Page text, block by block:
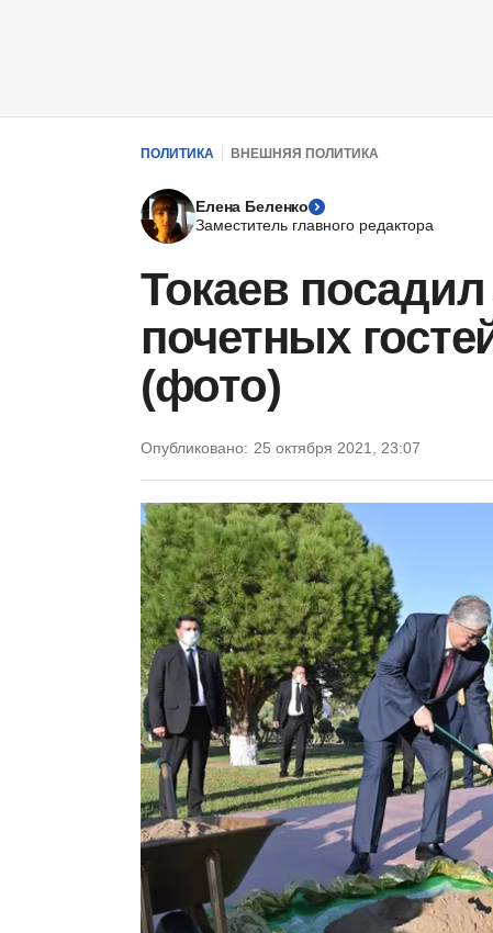
ПОЛИТИКА ВНЕШНЯЯ ПОЛИТИКА
Елена Беленко
Заместитель главного редактора
Токаев
почетных
(фото)
Опубликовано: 25 октября 2021, 23:07